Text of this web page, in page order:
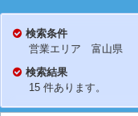
検索条件
営業エリア 富山県
検索結果
15 件あります。